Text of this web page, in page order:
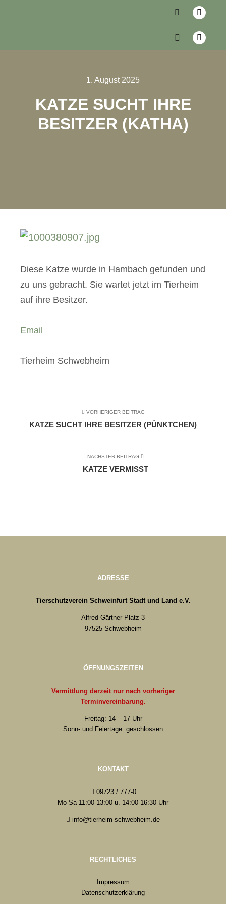
1. August 2025
KATZE SUCHT IHRE
BESITZER (KATHA)
Diese Katze wurde in Hambach gefunden und
zu uns gebracht. Sie wartet jetzt im Tierheim
auf ihre Besitzer.
Email
Tierheim Schwebheim
VORHERIGER BEITRAG
KATZE SUCHT IHRE BESITZER (PÜNKTCHEN)
NÄCHSTER BEITRAG
KATZE VERMISST
ADRESSE
Tierschutzverein Schweinfurt Stadt und Land e.V.
Alfred-Gärtner-Platz 3
97525 Schwebheim
ÖFFNUNGSZEITEN
Vermittlung derzeit nur nach vorheriger
Terminvereinbarung.
Freitag: 14 – 17 Uhr
Sonn- und Feiertage: geschlossen
KONTAKT
09723 / 777-0
Mo-Sa 11:00-13:00 u. 14:00-16:30 Uhr
info@tierheim-schwebheim.de
RECHTLICHES
Impressum
Datenschutzerklärung